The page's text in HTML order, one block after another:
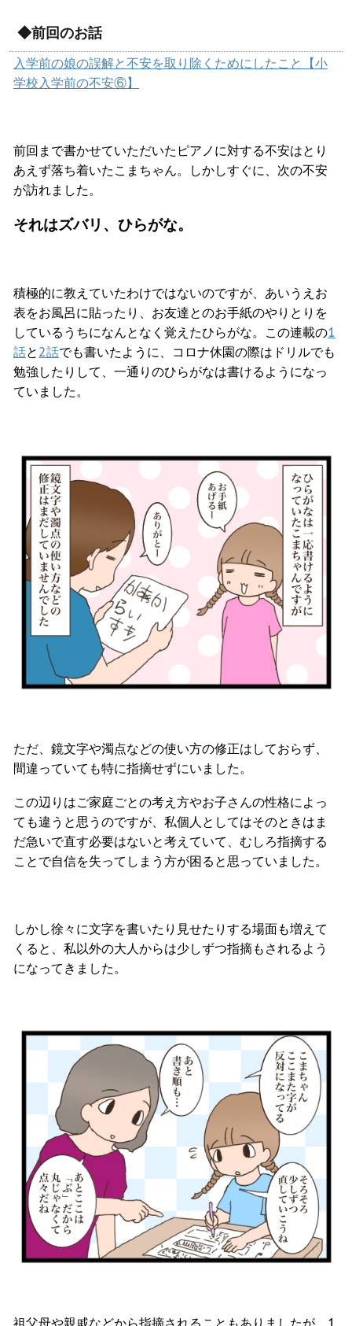
◆前回のお話
入学前の娘の誤解と不安を取り除くためにしたこと【小
学校入学前の不安⑥】
前回まで書かせていただいたピアノに対する不安はとり
あえず落ち着いたこまちゃん。しかしすぐに、次の不安
が訪れました。
それはズバリ、ひらがな。
積極的に教えていたわけではないのですが、あいうえお
表をお風呂に貼ったり、お友達とのお手紙のやりとりを
しているうちになんとなく覚えたひらがな。この連載の1
話と2話でも書いたように、コロナ休園の際はドリルでも
勉強したりして、一通りのひらがなは書けるようになっ
ていました。
ただ、鏡文字や濁点などの使い方の修正はしておらず、
間違っていても特に指摘せずにいました。
この辺りはご家庭ごとの考え方やお子さんの性格によっ
ても違うと思うのですが、私個人としてはそのときはま
だ急いで直す必要はないと考えていて、むしろ指摘する
ことで自信を失ってしまう方が困ると思っていました。
しかし徐々に文字を書いたり見せたりする場面も増えて
くると、私以外の大人からは少しずつ指摘もされるよう
になってきました。